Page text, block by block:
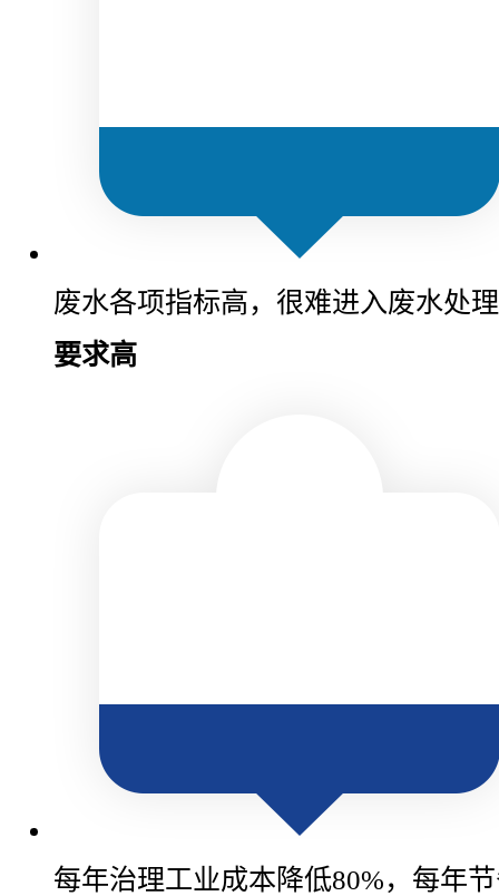
废水各项指标高，很难进入废水处
要求高
每年治理工业成本降低80%，每年